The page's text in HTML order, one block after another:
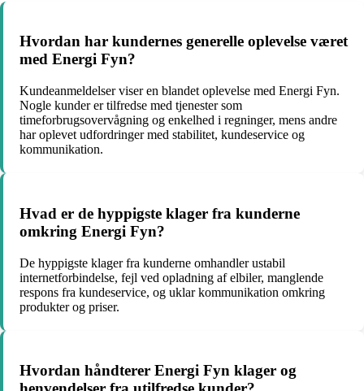
Hvordan har kundernes generelle oplevelse været
med Energi Fyn?
Kundeanmeldelser viser en blandet oplevelse med Energi Fyn.
Nogle kunder er tilfredse med tjenester som
timeforbrugsovervågning og enkelhed i regninger, mens andre
har oplevet udfordringer med stabilitet, kundeservice og
kommunikation.
Hvad er de hyppigste klager fra kunderne
omkring Energi Fyn?
De hyppigste klager fra kunderne omhandler ustabil
internetforbindelse, fejl ved opladning af elbiler, manglende
respons fra kundeservice, og uklar kommunikation omkring
produkter og priser.
Hvordan håndterer Energi Fyn klager og